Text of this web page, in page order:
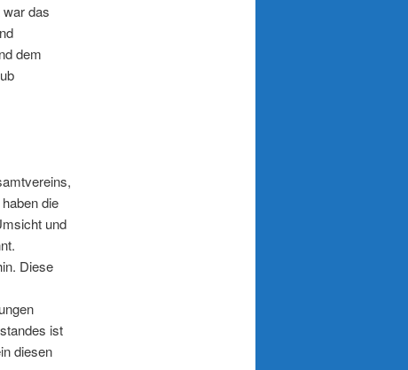
das
dem
die
und
Diese
ist
diesen